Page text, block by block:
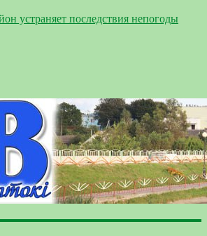
устраняет последствия непогоды